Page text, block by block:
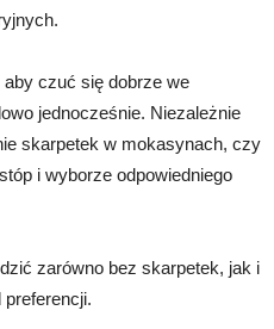
czuć się dobrze we
jednocześnie. Niezależnie
skarpetek w mokasynach, czy
i wyborze odpowiedniego
zarówno bez skarpetek, jak i